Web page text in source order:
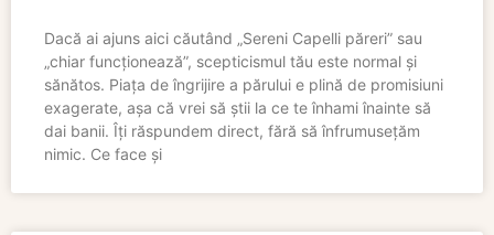
Dacă ai ajuns aici căutând „Sereni Capelli păreri” sau
„chiar funcționează”, scepticismul tău este normal și
sănătos. Piața de îngrijire a părului e plină de promisiuni
exagerate, așa că vrei să știi la ce te înhami înainte să
dai banii. Îți răspundem direct, fără să înfrumusețăm
nimic. Ce face și